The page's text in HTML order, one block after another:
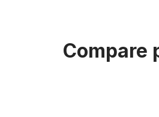
Compare